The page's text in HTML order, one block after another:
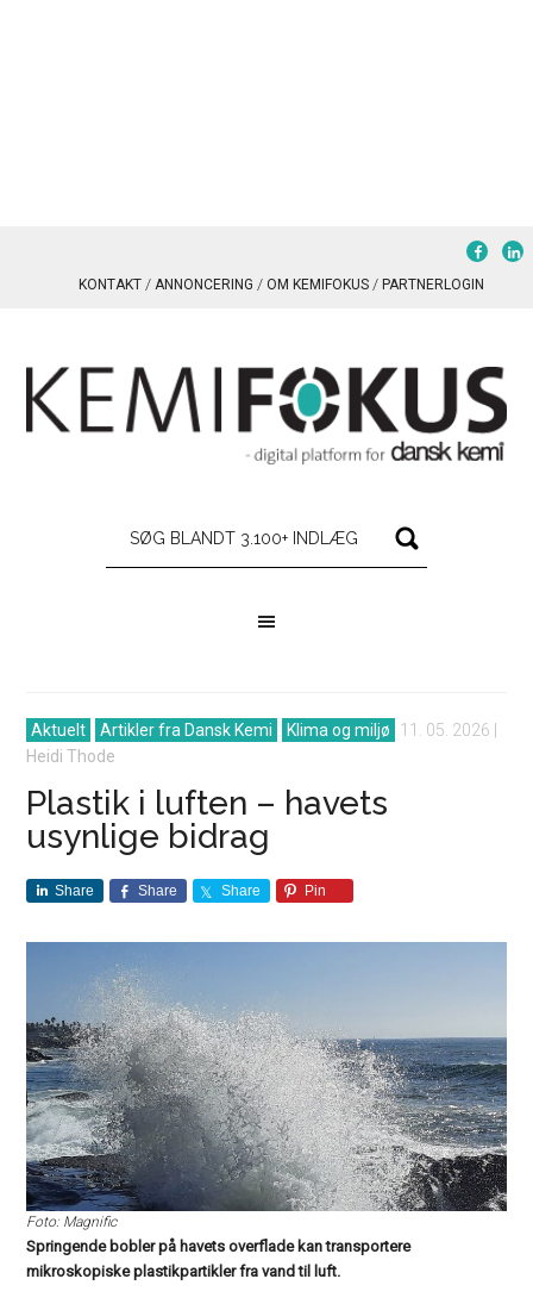
KONTAKT ANNONCERING OM KEMIFOKUS PARTNERLOGIN
Aktuelt Artikler fra Dansk Kemi Klima og miljø 11. 05. 2026
Heidi Thode
Plastik i luften – havets
usynlige bidrag
Share Share Share Pin
Foto: Magnific
Springende bobler på havets overflade kan transportere
mikroskopiske plastikpartikler fra vand til luft.